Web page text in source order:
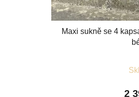
Maxi sukně se 4
2